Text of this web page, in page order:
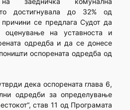
достигнувала до 32% од
се предлага Судот да
оценување на уставноста и
одредба и да се донесе
оспорената одредба од
дека оспорената глава 6,
одредби за определување
став 11 од Програмата